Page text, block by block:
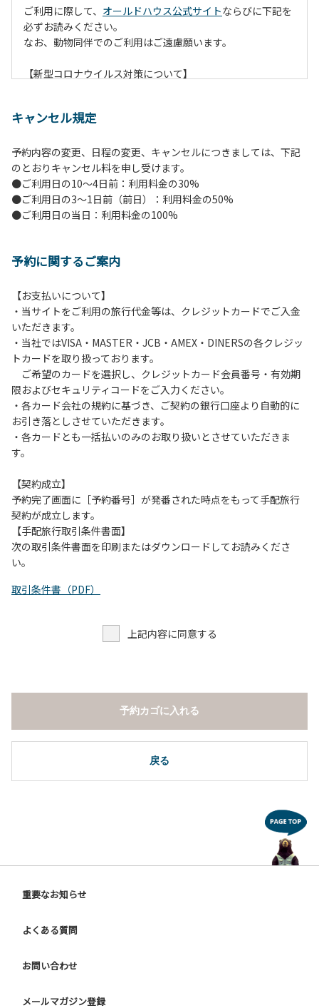
ご利用に際して、 オールドハウス公式サイトならびに下記を
必ずお読みください。
なお、動物同伴でのご利用はご遠慮願います。
【新型コロナウイルス対策について】
また、今後の状況次第で変わる場合がありますのでご了承く
【ペンションでの取り組み】
・お食事は席数を減らしソーシャルディスタンスを確保して
のお食事。
・お食事は18時と19時の2回に分けて行います。（ご希望の
・玄関、食堂に手指の消毒スプレーを設置。
・定期的な施設の消毒。
・スタッフの体調管理、健康チェックの徹底。
・使い捨てスリッパをご用意しております。
・施設内の換気。
※食事中は窓を開けて換気をさせていただく場合がございま
す。また、山の上なので朝晩は冷えます。服装は１枚多めに
ご用意ください。
【お客様へお願い】
・パブリックスペースでは、食事中以外はマスクの着用をお
願いします。
・トイレは各客室のトイレをご利用ください。
※緊急時以外の食堂のトイレの使用は禁止とさせていただき
ます。
キャンセル規定
予約内容の変更、日程の変更、キャンセルにつきましては、下記
のとおりキャンセル料を申し受けます。
●ご利用日の10～4日前：利用料金の30%
●ご利用日の3～1日前（前日）：利用料金の50%
●ご利用日の当日：利用料金の100%
予約に関するご案内
【お支払いについて】
・当サイトをご利用の旅行代金等は、クレジットカードでご入金
いただきます。
・当社ではVISA・MASTER・JCB・AMEX・DINERSの各クレジッ
トカードを取り扱っております。
ご希望のカードを選択し、クレジットカード会員番号・有効期
限およびセキュリティコードをご入力ください。
・各カード会社の規約に基づき、ご契約の銀行口座より自動的に
お引き落としさせていただきます。
・各カードとも一括払いのみのお取り扱いとさせていただきま
す。
【契約成立】
予約完了画面に［予約番号］が発番された時点をもって手配旅行
契約が成立します。
【手配旅行取引条件書面】
次の取引条件書面を印刷またはダウンロードしてお読みくださ
い。
取引条件書（PDF）
上記内容に同意する
戻る
予約カゴに入れる
重要なお知らせ
よくある質問
お問い合わせ
メールマガジン登録